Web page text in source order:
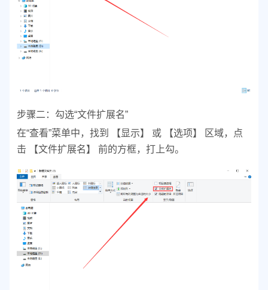
步骤二：勾选“文件扩展名”
在“查看”菜单中，找到 【显示】 或 【选项】 区域，点
击 【文件扩展名】 前的方框，打上勾。